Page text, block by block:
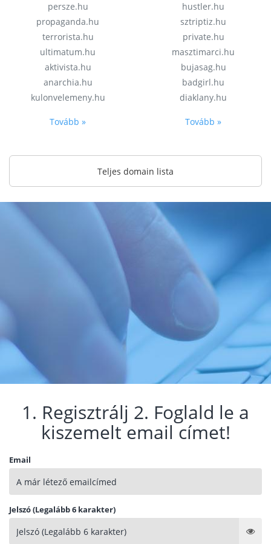
persze.hu
propaganda.hu
terrorista.hu
ultimatum.hu
aktivista.hu
anarchia.hu
kulonvelemeny.hu
Tovább »
hustler.hu
sztriptiz.hu
private.hu
masztimarci.hu
bujasag.hu
badgirl.hu
diaklany.hu
Tovább »
Teljes domain lista
1. Regisztrálj 2. Foglald le a
kiszemelt email címet!
Email
Jelszó (Legalább 6 karakter)